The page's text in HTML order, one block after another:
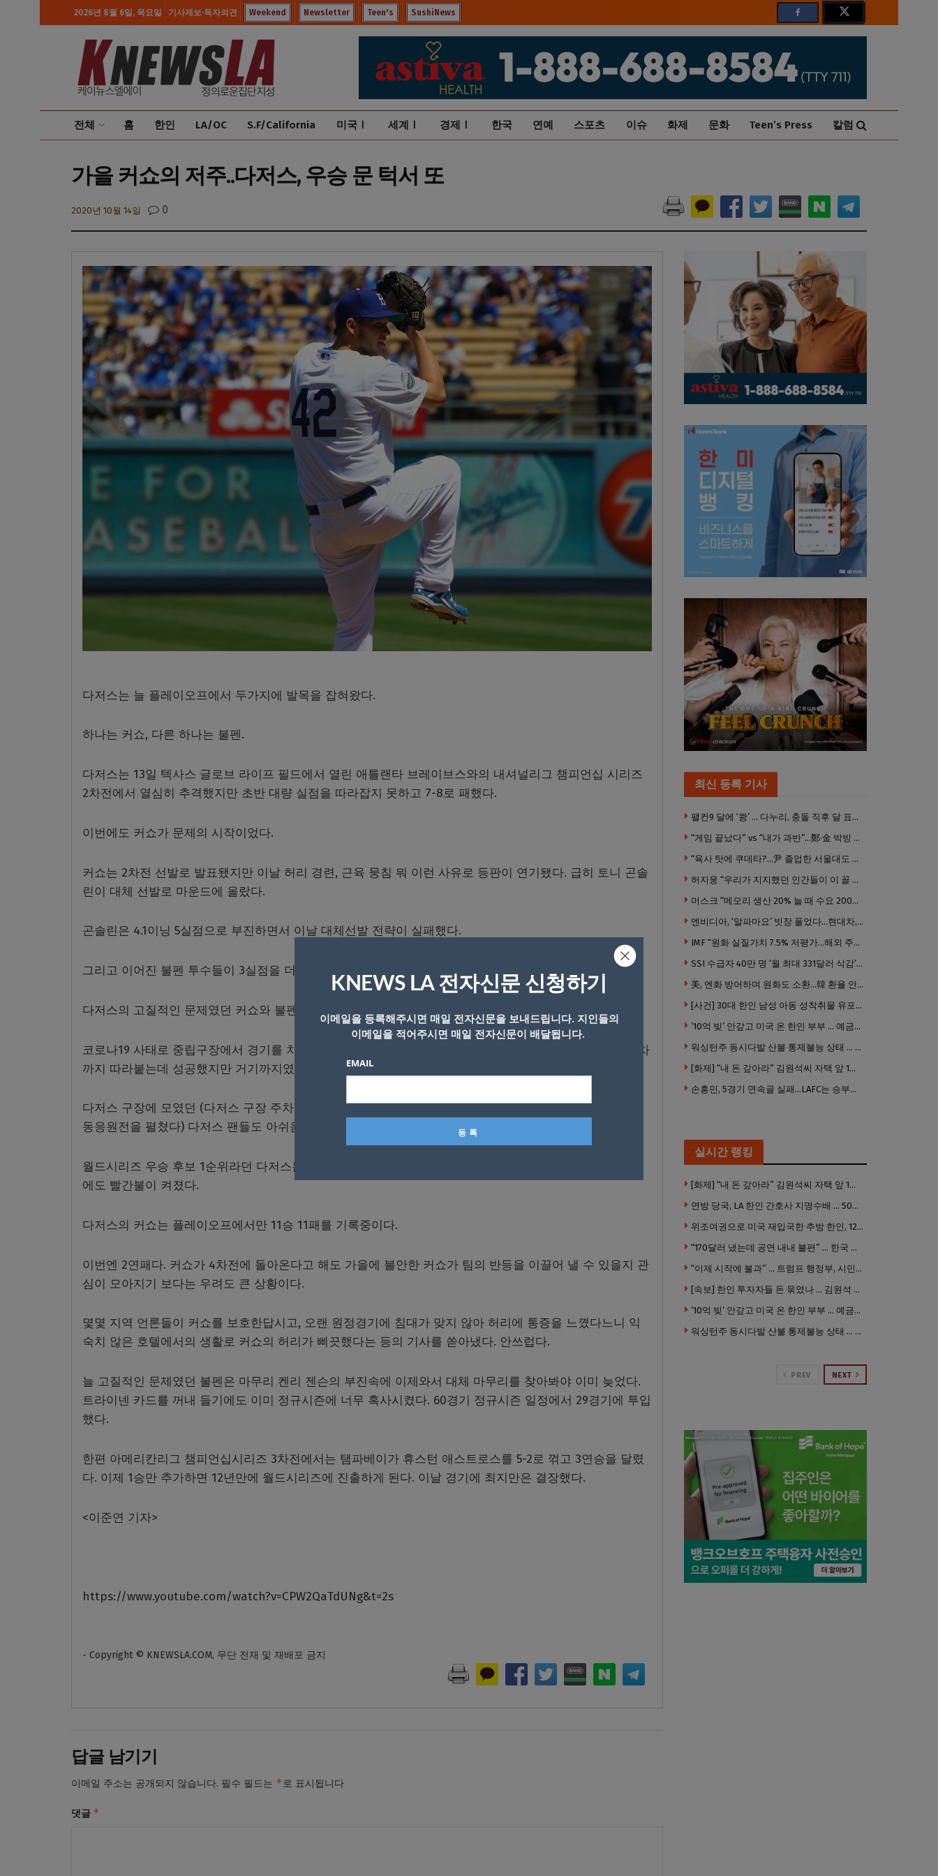
2026년 8월 6일, 목요일 기사제보·독자의견 Weekend Newsletter Teen's SushiNews
전체 홈 한인 LA/OC S.F/California 미국Ⅰ 세계Ⅰ 경제Ⅰ 한국 연예 스포츠 이슈 화제 문화 Teen’s Press 칼럼
가을 커쇼의 저주..다저스, 우승 문 턱서 또
2020년 10월 14일 0
다저스는 늘 플레이오프에서 두가지에 발목을 잡혀왔다.
하나는 커쇼, 다른 하나는 불펜.
다저스는 13일 텍사스 글로브 라이프 필드에서 열린 애틀랜타 브레이브스와의 내셔널리그 챔피언십 시리즈
2차전에서 열심히 추격했지만 초반 대량 실점을 따라잡지 못하고 7-8로 패했다.
이번에도 커쇼가 문제의 시작이었다.
커쇼는 2차전 선발로 발표됐지만 이날 허리 경련, 근육 뭉침 뭐 이런 사유로 등판이 연기됐다. 급히 토니 곤솔
린이 대체 선발로 마운드에 올랐다.
곤솔린은 4.1이닝 5실점으로 부진하면서 이날 대체선발 전략이 실패했다.
그리고 이어진 불펜 투수들이 3실점을 더하면서 8실점을 완성(?)했다.
다저스의 고질적인 문제였던 커쇼와 불펜이 합작으로 2차전 경기 패배의 원흉이 됐다.
코로나19 사태로 중립구장에서 경기를 치르고 있는 다저스는 2차전 경기 후반에 힘을 내며 추격했지만 1점차
까지 따라붙는데 성공했지만 거기까지였다.
다저스 구장에 모였던 (다저스 구장 주차장에서는 팬들을 위해 대형 스크린을 통해 자동차극장을 만들어 합
동응원전을 펼쳤다) 다저스 팬들도 아쉬움을 달래며 귀가했다.
월드시리즈 우승 후보 1순위라던 다저스는 올 가을에도 역시 커쇼와 불펜에 발목이 잡히며 월드시리즈 진출
에도 빨간불이 켜졌다.
다저스의 커쇼는 플레이오프에서만 11승 11패를 기록중이다.
이번엔 2연패다. 커쇼가 4차전에 돌아온다고 해도 가을에 불안한 커쇼가 팀의 반등을 이끌어 낼 수 있을지 관
심이 모아지기 보다는 우려도 큰 상황이다.
몇몇 지역 언론들이 커쇼를 보호한답시고, 오랜 원정경기에 침대가 맞지 않아 허리에 통증을 느꼈다느니 익
숙치 않은 호텔에서의 생활로 커쇼의 허리가 삐끗했다는 등의 기사를 쏟아냈다. 안쓰럽다.
늘 고질적인 문제였던 불펜은 마무리 켄리 젠슨의 부진속에 이제와서 대체 마무리를 찾아봐야 이미 늦었다.
트라이넨 카드를 꺼내 들기에도 이미 정규시즌에 너무 혹사시켰다. 60경기 정규시즌 일정에서 29경기에 투입
했다.
한편 아메리칸리그 챔피언십시리즈 3차전에서는 탬파베이가 휴스턴 애스트로스를 5-2로 꺾고 3연승을 달렸
다. 이제 1승만 추가하면 12년만에 월드시리즈에 진출하게 된다. 이날 경기에 최지만은 결장했다.
<이준연 기자>
https://www.youtube.com/watch?v=CPW2QaTdUNg&t=2s
- Copyright © KNEWSLA.COM, 무단 전재 및 재배포 금지
답글 남기기
이메일 주소는 공개되지 않습니다. 필수 필드는 *로 표시됩니다
댓글 *
최신 등록 기사
팰컨9 달에 ‘쾅’ … 다누리, 충돌 직후 달 표면 촬영 유일 탐사선
“게임 끝났다” vs “내가 과반”…鄭·金 박빙 전대 서로 우위 주장
“육사 탓에 쿠데타?…尹 졸업한 서울대도 없애야 하나”
허지웅 “우리가 지지했던 인간들이 이 꼴 만들었다”
머스크 “메모리 생산 20% 늘 때 수요 200% 증가” … 반도체 매출 1조달러 눈 앞
엔비디아, ‘알파마요’ 빗장 풀었다…현대차, 자율주행 속도내나
IMF “원화 실질가치 7.5% 저평가…해외 주식투자 영향”
SSI 수급자 40만 명 ‘월 최대 331달러 삭감’ 위기…10만 명은 수급자격 상실
美, 엔화 방어하며 원화도 소환…韓 환율 안정 ‘우군’ 되나
[사건] 30대 한인 남성 아동 성착취물 유포 혐의로 체포
’10억 빚’ 안갚고 미국 온 한인 부부 … 예금보험공사, 미국서 소송
워싱턴주 동시다발 산불 통제불능 상태 … 이재민 수십만명
[화제] “내 돈 갚아라” 김원석씨 자택 앞 1인 광대 시위 … 한인 투자사, “108만 달러 못받아”
손흥민, 5경기 연속골 실패…LAFC는 승부차기 끝 과달라하라 격파
실시간 랭킹
[화제] “내 돈 갚아라” 김원석씨 자택 앞 1인 광대 시위 … 한인 투자사, “108만 달러 못받아”
연방 당국, LA 한인 간호사 지명수배 … 500만 달러 메디캐어 사기, 선고 직전 한국 도주
위조여권으로 미국 재입국한 추방 한인, 120만 달러 은행 사기 행각
“170달러 냈는데 공연 내내 불편” … 한국 코미디언 LA공연, 음향 불량에 외모 비하 개그 논란
“이제 시작에 불과” … 트럼프 행정부, 시민권 박탈 본격화
[속보] 한인 투자자들 돈 묶였나 … 김원석 회사들 챕터7 강제파산·자진파산 잇따라 신청
’10억 빚’ 안갚고 미국 온 한인 부부 … 예금보험공사, 미국서 소송
워싱턴주 동시다발 산불 통제불능 상태 … 이재민 수십만명
PREV NEXT
KNEWS LA 전자신문 신청하기
이메일을 등록해주시면 매일 전자신문을 보내드립니다. 지인들의
이메일을 적어주시면 매일 전자신문이 배달됩니다.
EMAIL